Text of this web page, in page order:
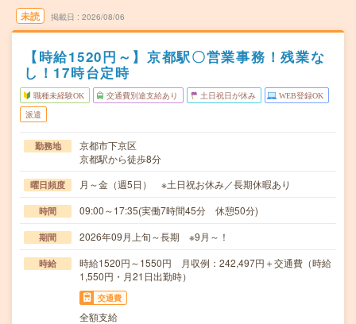
未読 掲載日 2026/08/06
【時給1520円～】京都駅〇営業事務！残業な
し！17時台定時
職種未経験OK 交通費別途支給あり 土日祝日が休み WEB登録OK
派遣
勤務地
京都市下京区
京都駅から徒歩8分
曜日頻度 月～金（週5日） ※土日祝お休み／長期休暇あり
時間 09:00～17:35(実働7時間45分 休憩50分)
期間 2026年09月上旬～長期 ※9月～！
時給
時給1520円～1550円 月収例：242,497円＋交通費（時給
1,550円・月21日出勤時）
交通費
全額支給